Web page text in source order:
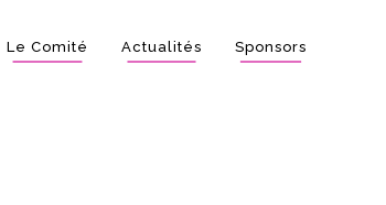
Le Comité Actualités Sponsors